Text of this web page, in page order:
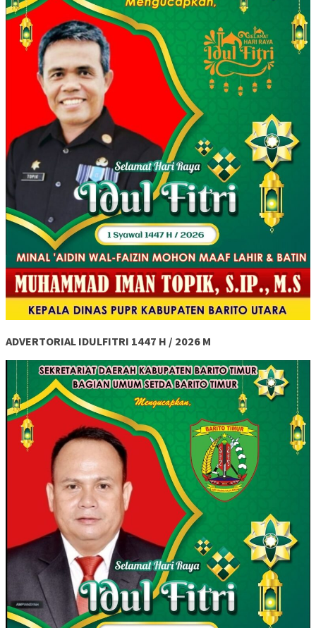
ADVERTORIAL IDULFITRI 1447 H / 2026 M